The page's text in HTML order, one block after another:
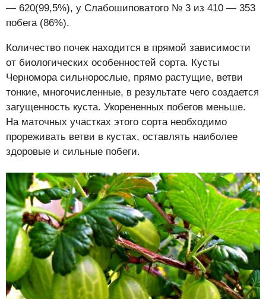
— 620(99,5%), у Слабошиповатого № 3 из 410 — 353
побега (86%).
Количество почек находится в прямой зависимости
от биологических особенностей сорта. Кусты
Черномора сильнорослые, прямо растущие, ветви
тонкие, многочисленные, в результате чего создается
загущенность куста. Укорененных побегов меньше.
На маточных участках этого сорта необходимо
прореживать ветви в кустах, оставлять наиболее
здоровые и сильные побеги.